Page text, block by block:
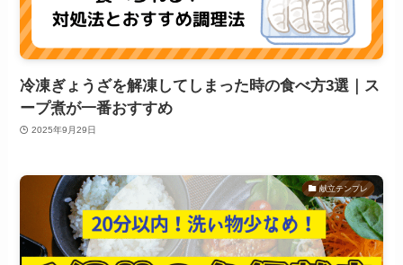
冷凍ぎょうざを解凍してしまった時の食べ方3選｜ス
ープ煮が一番おすすめ
2025年9月29日
献立テンプレ